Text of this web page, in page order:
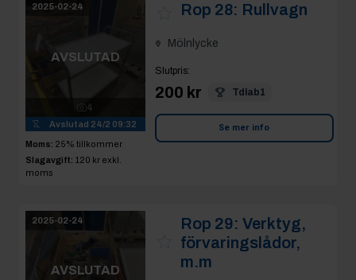
2025-02-24
AVSLUTAD
4
Avslutad 24/2 09:32
Moms: 25% tillkommer
Slagavgift: 120 kr exkl.
moms
Rop 28: Rullvagn
Mölnlycke
Slutpris:
200 kr Tdlab1
Se mer info
2025-02-24
AVSLUTAD
Rop 29: Verktyg,
förvaringslådor,
m.m